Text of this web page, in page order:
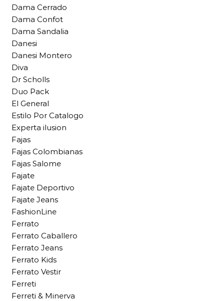
Dama Cerrado
Dama Confot
Dama Sandalia
Danesi
Danesi Montero
Diva
Dr Scholls
Duo Pack
El General
Estilo Por Catalogo
Experta ilusion
Fajas
Fajas Colombianas
Fajas Salome
Fajate
Fajate Deportivo
Fajate Jeans
FashionLine
Ferrato
Ferrato Caballero
Ferrato Jeans
Ferrato Kids
Ferrato Vestir
Ferreti
Ferreti & Minerva